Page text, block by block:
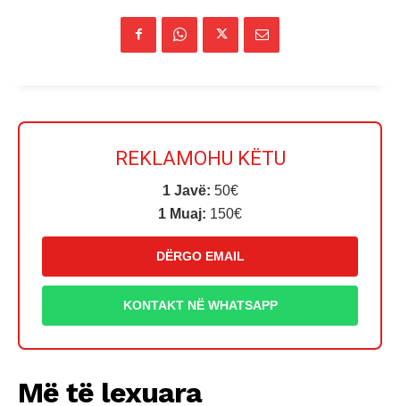
REKLAMOHU KËTU
1 Javë: 50€
1 Muaj: 150€
DËRGO EMAIL
KONTAKT NË WHATSAPP
Më të lexuara